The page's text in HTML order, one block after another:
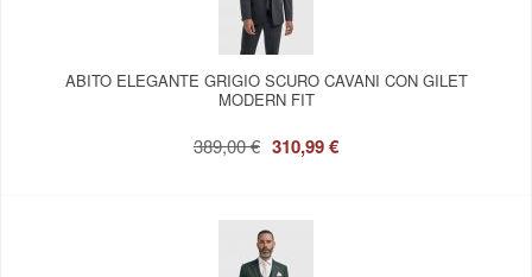
ABITO ELEGANTE GRIGIO SCURO CAVANI CON GILET
MODERN FIT
389,00 € 310,99 €